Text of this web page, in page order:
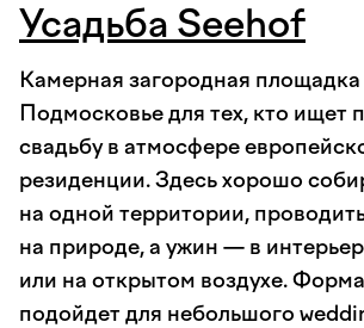
Усадьба Seehof
Камерная загородная площадка
Подмосковье для тех, кто ищет
свадьбу в атмосфере
резиденции. Здесь хорошо
на одной территории,
на природе, а ужин — в
или на открытом воздухе.
подойдет для небольшого